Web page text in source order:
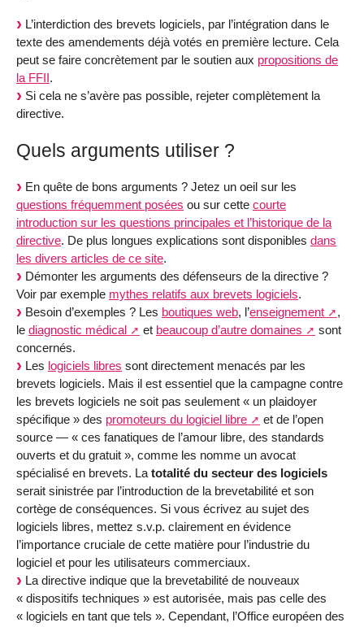
L’interdiction des brevets logiciels, par l’intégration dans le
texte des amendements déjà votés en première lecture. Cela
peut se faire concrètement par le soutien aux propositions de
la FFII .
Si cela ne s’avère pas possible, rejeter complètement la
directive.
Quels arguments utiliser ?
En quête de bons arguments ? Jetez un oeil sur les
questions fréquemment posées ou sur cette courte
introduction sur les questions principales et l’historique de la
directive. De plus longues explications sont disponibles dans
les divers articles de ce site.
Démonter les arguments des défenseurs de la directive ?
Voir par exemple mythes relatifs aux brevets logiciels.
Besoin d’exemples ? Les boutiques web, l’enseignement
,
le diagnostic médical et beaucoup d’autre domaines
sont
concernés.
Les logiciels libres sont directement menacés par les
brevets logiciels. Mais il est essentiel que la campagne contre
les brevets logiciels ne soit pas seulement « un plaidoyer
spécifique » des promoteurs du logiciel libre
et de l’open
source — « ces fanatiques de l’amour libre, des standards
ouverts et du gratuit », comme les nomme un avocat
spécialisé en brevets. La totalité du secteur des logiciels
serait sinistrée par l’introduction de la brevetabilité et son
cortège de conséquences. Si vous écrivez au sujet des
logiciels libres, mettez s.v.p. clairement en évidence
l’importance cruciale de cette matière pour l’industrie du
logiciel et pour les utilisateurs commerciaux.
La directive indique que la brevetabilité de nouveaux
« dispositifs techniques » est autorisée, mais pas celle des
« logiciels en tant que tels ». Cependant, l’Office européen des